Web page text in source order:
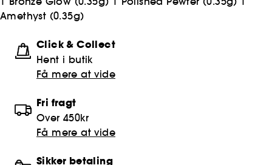
Amethyst (0.35g)
Click & Collect
Hent i butik
Få mere at vide
Fri fragt
Over 450kr
Få mere at vide
Sikker betaling